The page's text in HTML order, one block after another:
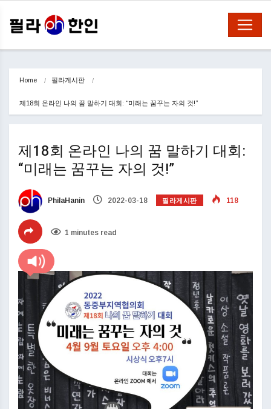
Home 필라게시판
제18회 온라인 나의 꿈 말하기 대회: “미래는 꿈꾸는 자의 것!”
제18회 온라인 나의 꿈 말하기 대회:
“미래는 꿈꾸는 자의 것!”
PhilaHanin 2022-03-18 필라게시판 118
1 minutes read